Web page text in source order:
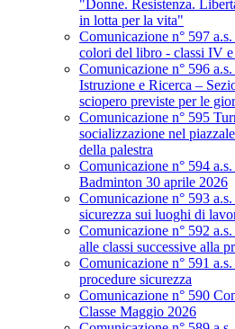
"Donne. Resistenza.
in lotta per la vita"
Comunicazione n° 597
colori del libro - classi IV
Comunicazione n° 596
Istruzione e Ricerca –
sciopero previste per le
Comunicazione n° 595
socializzazione nel
della palestra
Comunicazione n° 594
Badminton 30 aprile 2026
Comunicazione n° 593
sicurezza sui luoghi di
Comunicazione n° 592
alle classi successive alla
Comunicazione n° 591
procedure sicurezza
Comunicazione n° 590
Classe Maggio 2026